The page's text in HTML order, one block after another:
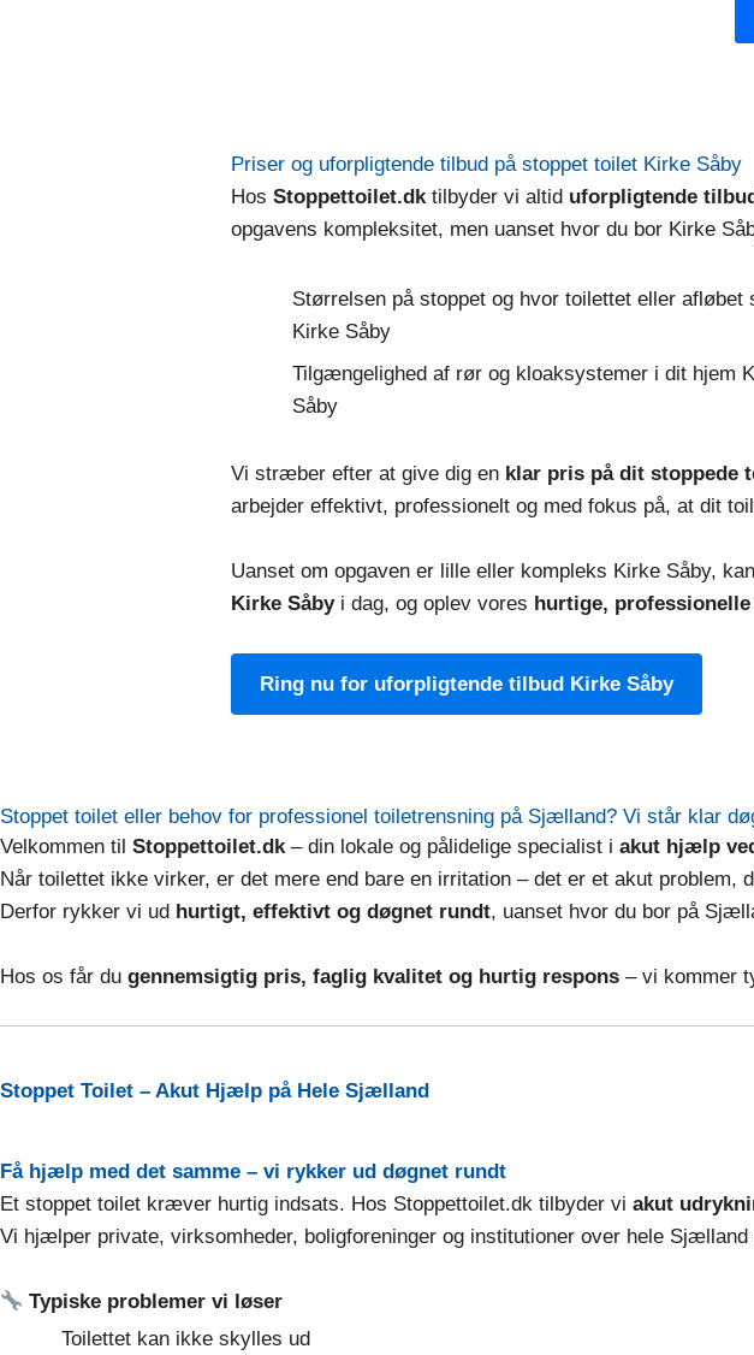
Priser og uforpligtende tilbud på stoppet toilet Kirke Såby
Hos Stoppettoilet.dk tilbyder vi altid uforpligtende
opgavens kompleksitet, men uanset hvor du bor Kirke
Størrelsen på stoppet og hvor toilettet eller afløbet
Kirke Såby
Tilgængelighed af rør og kloaksystemer i dit hjem
Såby
Vi stræber efter at give dig en klar pris på dit stoppede
arbejder effektivt, professionelt og med fokus på, at dit
Uanset om opgaven er lille eller kompleks Kirke Såby,
Kirke Såbyi dag, og oplev vores hurtige,
Ring nu for uforpligtende tilbud Kirke Såby
Stoppet toilet eller behov for professionel toiletrensning på Sjælland? Vi står klar
Velkommen til Stoppettoilet.dk – din lokale og pålidelige specialist i akut hjælp
Når toilettet ikke virker, er det mere end bare en irritation – det er et akut problem,
Derfor rykker vi ud hurtigt, effektivt og døgnet rundt, uanset hvor du bor på
Hos os får du gennemsigtig pris, faglig kvalitet og hurtig respons – vi kommer
Stoppet Toilet – Akut Hjælp på Hele Sjælland
Få hjælp med det samme – vi rykker ud døgnet rundt
Et stoppet toilet kræver hurtig indsats. Hos Stoppettoilet.dk tilbyder vi akut
Vi hjælper private, virksomheder, boligforeninger og institutioner over hele Sjælland
Typiske problemer vi løser
Toilettet kan ikke skylles ud